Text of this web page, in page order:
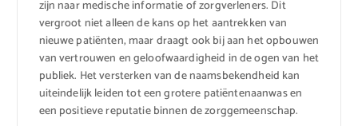
zijn naar medische informatie of zorgverleners. Dit
vergroot niet alleen de kans op het aantrekken van
nieuwe patiënten, maar draagt ook bij aan het opbouwen
van vertrouwen en geloofwaardigheid in de ogen van het
publiek. Het versterken van de naamsbekendheid kan
uiteindelijk leiden tot een grotere patiëntenaanwas en
een positieve reputatie binnen de zorggemeenschap.